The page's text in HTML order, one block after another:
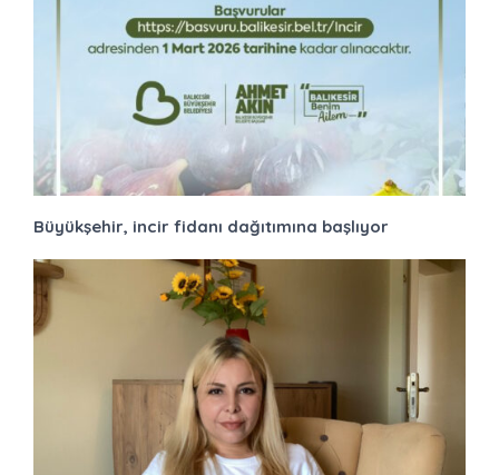
Büyükşehir, incir fidanı dağıtımına başlıyor